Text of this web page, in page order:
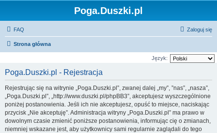
Poga.Duszki.pl
FAQ Zaloguj się
Strona główna
Język:
Poga.Duszki.pl - Rejestracja
Rejestrując się na witrynie „Poga.Duszki.pl”, zwanej dalej „my”, ”nas”, „nasza”,
„Poga.Duszki.pl”, „http://www.duszki.pl/phpBB3”, akceptujesz wyszczególnione
poniżej postanowienia. Jeśli ich nie akceptujesz, opuść to miejsce, naciskając
przycisk „Nie akceptuję”. Administracja witryny „Poga.Duszki.pl” ma prawo w
dowolnym czasie zmienić poniższe postanowienia, informując cię o zmianach,
niemniej wskazane jest, aby użytkownicy sami regularnie zaglądali do tego